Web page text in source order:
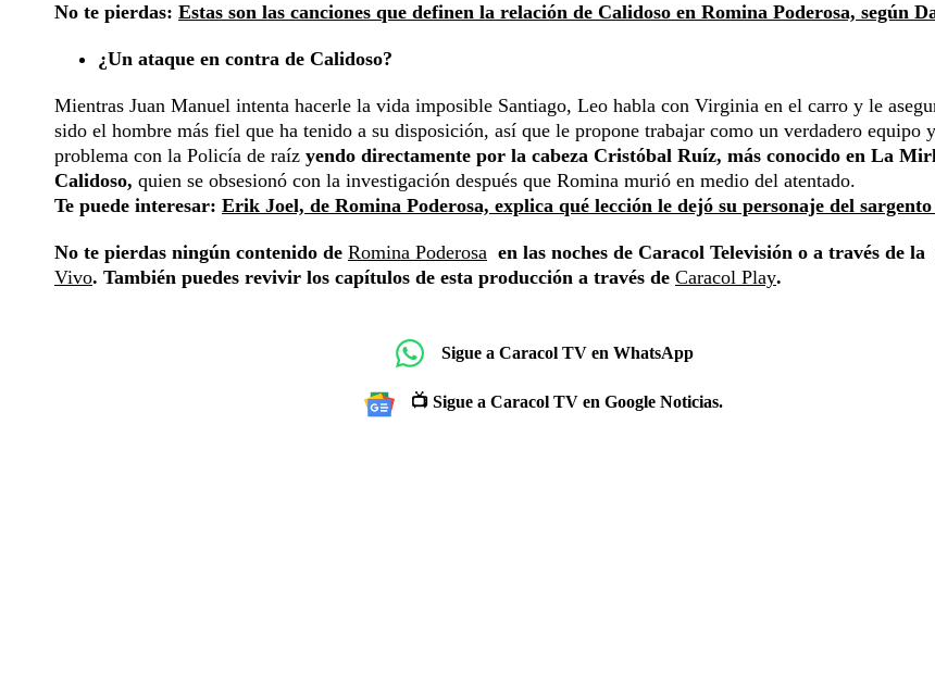
No te pierdas: Estas son las canciones que definen la relación de Calidoso en Romina Poderosa, según
¿Un ataque en contra de Calidoso?
Mientras Juan Manuel intenta hacerle la vida imposible Santiago, Leo habla con Virginia en el carro y le
sido el hombre más fiel que ha tenido a su disposición, así que le propone trabajar como un verdadero equipo
problema con la Policía de raíz yendo directamente por la cabeza Cristóbal Ruíz, más conocido en La
Calidoso, quien se obsesionó con la investigación después que Romina murió en medio del atentado.
Te puede interesar: Erik Joel, de Romina Poderosa, explica qué lección le dejó su personaje del
No te pierdas ningún contenido de Romina Poderosa en las noches de Caracol Televisión o a través de la
Vivo. También puedes revivir los capítulos de esta producción a través de Caracol Play.
Sigue a Caracol TV en WhatsApp
📺 Sigue a Caracol TV en Google Noticias.